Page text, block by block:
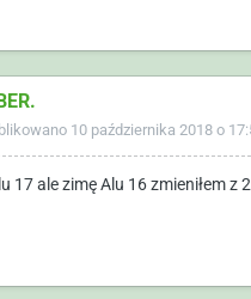
10 października 2018 o
17 ale zimę Alu 16 zmieniłem z